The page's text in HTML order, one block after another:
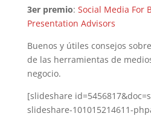
3er premio: Social Media For
Presentation Advisors
Buenos y útiles consejos
de las herramientas de
negocio.
[slideshare
slideshare-101015214611-